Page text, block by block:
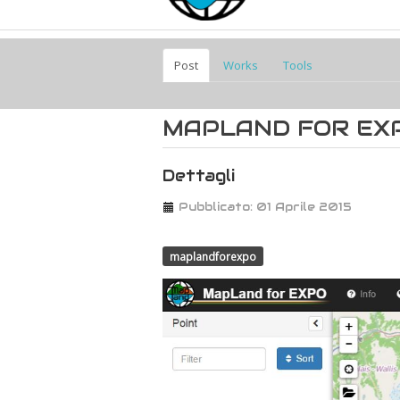
Post Works Tools
MAPLAND FOR
Dettagli
Pubblicato: 01 Aprile 2015
maplandforexpo